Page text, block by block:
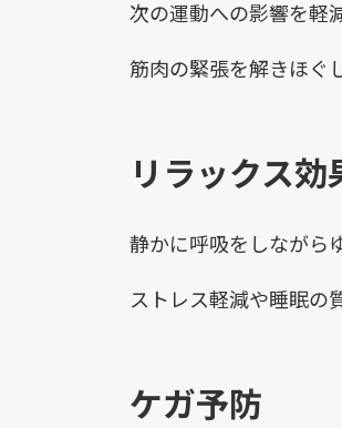
次の運動への影響を軽
筋肉の緊張を解きほぐ
リラックス効
静かに呼吸をしながら
ストレス軽減や睡眠の
ケガ予防